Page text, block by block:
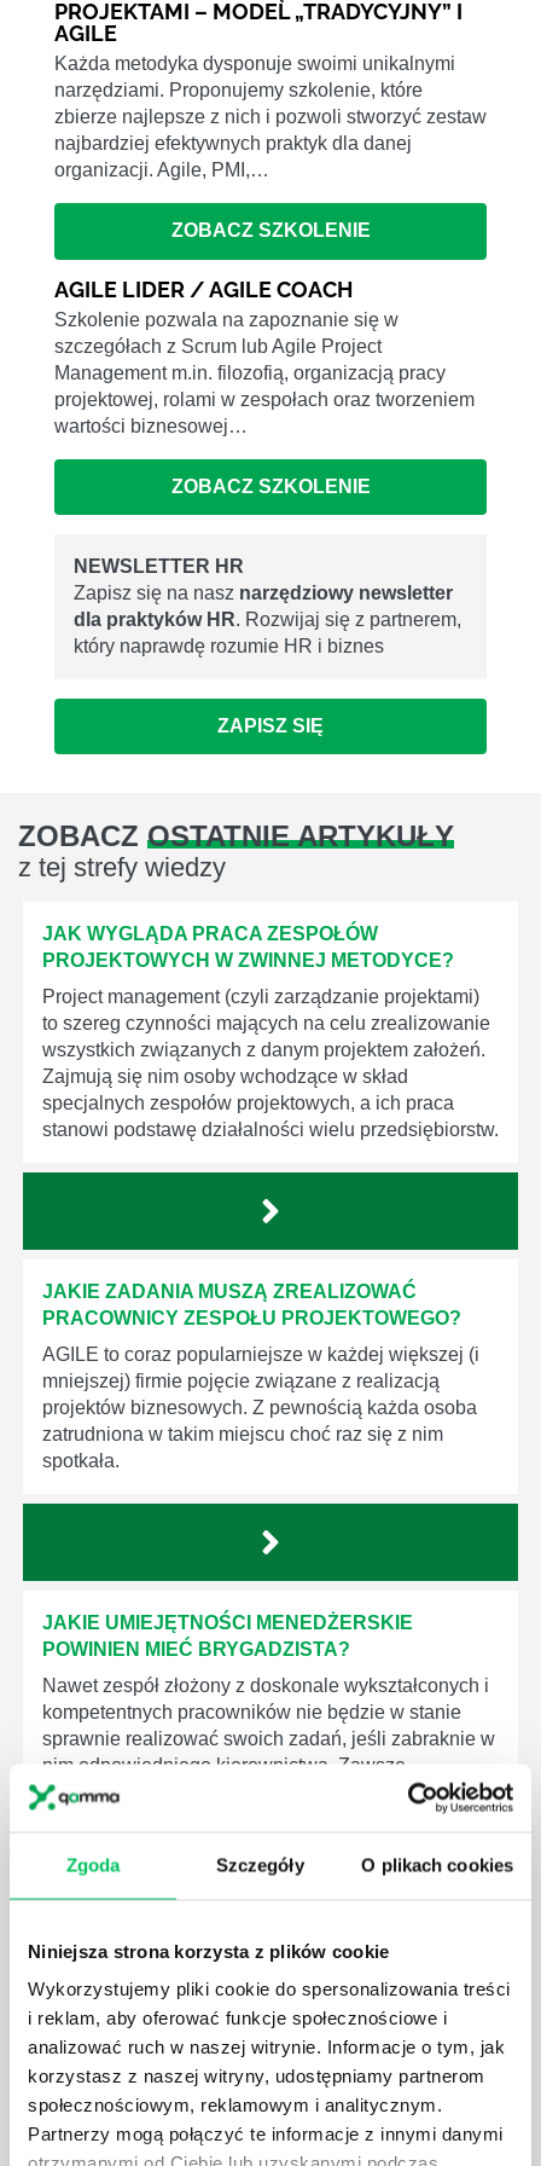
Zgoda Szczegóły O plikach cookies
Niniejsza strona korzysta z plików cookie
Wykorzystujemy pliki cookie do spersonalizowania treści
i reklam, aby oferować funkcje społecznościowe i
analizować ruch w naszej witrynie. Informacje o tym, jak
korzystasz z naszej witryny, udostępniamy partnerom
społecznościowym, reklamowym i analitycznym.
Partnerzy mogą połączyć te informacje z innymi danymi
PROJEKTAMI – MODEL „TRADYCYJNY” I
AGILE
Każda metodyka dysponuje swoimi unikalnymi
narzędziami. Proponujemy szkolenie, które
zbierze najlepsze z nich i pozwoli stworzyć zestaw
najbardziej efektywnych praktyk dla danej
organizacji. Agile, PMI,…
ZOBACZ SZKOLENIE
AGILE LIDER / AGILE COACH
Szkolenie pozwala na zapoznanie się w
szczegółach z Scrum lub Agile Project
Management m.in. filozofią, organizacją pracy
projektowej, rolami w zespołach oraz tworzeniem
wartości biznesowej…
ZOBACZ SZKOLENIE
NEWSLETTER HR
Zapisz się na nasz narzędziowy newsletter
dla praktyków HR. Rozwijaj się z partnerem,
który naprawdę rozumie HR i biznes
ZAPISZ SIĘ
ZOBACZ OSTATNIE ARTYKUŁY
z tej strefy wiedzy
JAK WYGLĄDA PRACA ZESPOŁÓW
PROJEKTOWYCH W ZWINNEJ METODYCE?
Project management (czyli zarządzanie projektami)
to szereg czynności mających na celu zrealizowanie
wszystkich związanych z danym projektem założeń.
Zajmują się nim osoby wchodzące w skład
specjalnych zespołów projektowych, a ich praca
stanowi podstawę działalności wielu przedsiębiorstw.
JAKIE ZADANIA MUSZĄ ZREALIZOWAĆ
PRACOWNICY ZESPOŁU PROJEKTOWEGO?
AGILE to coraz popularniejsze w każdej większej (i
mniejszej) firmie pojęcie związane z realizacją
projektów biznesowych. Z pewnością każda osoba
zatrudniona w takim miejscu choć raz się z nim
spotkała.
JAKIE UMIEJĘTNOŚCI MENEDŻERSKIE
POWINIEN MIEĆ BRYGADZISTA?
Nawet zespół złożony z doskonale wykształconych i
kompetentnych pracowników nie będzie w stanie
sprawnie realizować swoich zadań, jeśli zabraknie w
nim odpowiedniego kierownictwa. Zawsze
niezbędna jest osoba nadzorująca wszystkie
JAK BRYGADZISTA MOŻE ROZWINĄĆ SWOJE
KOMPETENCJE MENEDŻERSKIE?
Menedżer to niezwykle ważne stanowisko w każdej
firmie. Osoba je pełniąca jest w pełni odpowiedzialna
za realizację działań podległych mu osób oraz